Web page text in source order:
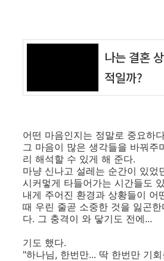
어떤 마음인지는 정말로 중요하
그 마음이 많은 생각들을 바꿔주
리 해석할 수 있게 해 준다.
마냥 신나고 설레는 순간이 있었
시커멓게 타들어가는 시간들도
내게 주어진 환경과 상황들이 어
때 우린 줄곧 소중한 것을 잃곤
다. 그 충격이 와 닿기도 전에...
기도 했다.
"하나님, 한번만... 딱 한번만 기